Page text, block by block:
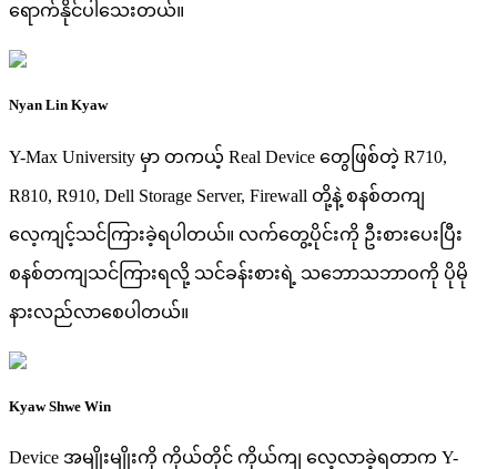
ရောက်နိုင်ပါသေးတယ်။
Nyan Lin Kyaw
Y-Max University မှာ တကယ့် Real Device တွေဖြစ်တဲ့ R710,
R810, R910, Dell Storage Server, Firewall တို့နဲ့ စနစ်တကျ
လေ့ကျင့်သင်ကြားခဲ့ရပါတယ်။ လက်တွေ့ပိုင်းကို ဦးစားပေးပြီး
စနစ်တကျသင်ကြားရလို့ သင်ခန်းစားရဲ့ သဘောသဘာဝကို ပိုမို
နားလည်လာစေပါတယ်။
Kyaw Shwe Win
Device အမျိုးမျိုးကို ကိုယ်တိုင် ကိုယ်ကျ လေ့လာခဲ့ရတာက Y-